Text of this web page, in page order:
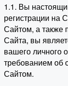
1.1. Вы
регистрации на
Сайтом, а также
Сайта, вы
вашего личного
требованием об
Сайтом.